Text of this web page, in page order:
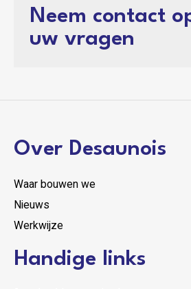
Neem contact
uw vragen
Over Desaunois
Waar bouwen we
Nieuws
Werkwijze
Handige links